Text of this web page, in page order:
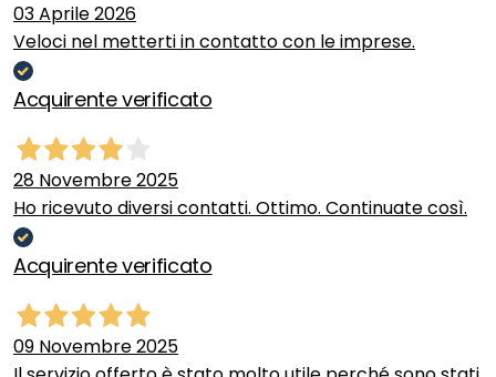
03 Aprile 2026
Veloci nel metterti in contatto con le imprese.
Acquirente verificato
28 Novembre 2025
Ho ricevuto diversi contatti. Ottimo. Continuate così.
Acquirente verificato
09 Novembre 2025